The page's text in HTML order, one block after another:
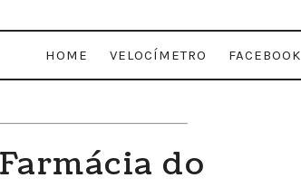
HOME VELOCÍMETRO FACEBOOK
do